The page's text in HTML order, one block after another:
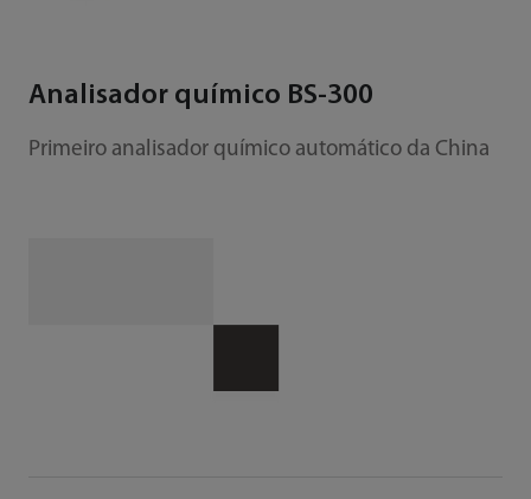
Analisador químico BS-300
Primeiro analisador químico automático da China